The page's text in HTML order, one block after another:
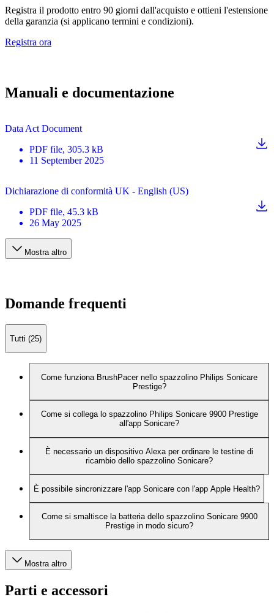
Registra il prodotto entro 90 giorni dall'acquisto e ottieni l'estensione
della garanzia (si applicano termini e condizioni).
Registra ora
Manuali e documentazione
Data Act Document
PDF file, 305.3 kB
11 September 2025
Dichiarazione di conformità UK - English (US)
PDF file, 45.3 kB
26 May 2025
Mostra altro
Domande frequenti
Tutti (25)
Come funziona BrushPacer nello spazzolino Philips Sonicare
Prestige?
Come si collega lo spazzolino Philips Sonicare 9900 Prestige
all'app Sonicare?
È necessario un dispositivo Alexa per ordinare le testine di
ricambio dello spazzolino Sonicare?
È possibile sincronizzare l'app Sonicare con l'app Apple Health?
Come si smaltisce la batteria dello spazzolino Sonicare 9900
Prestige in modo sicuro?
Mostra altro
Parti e accessori